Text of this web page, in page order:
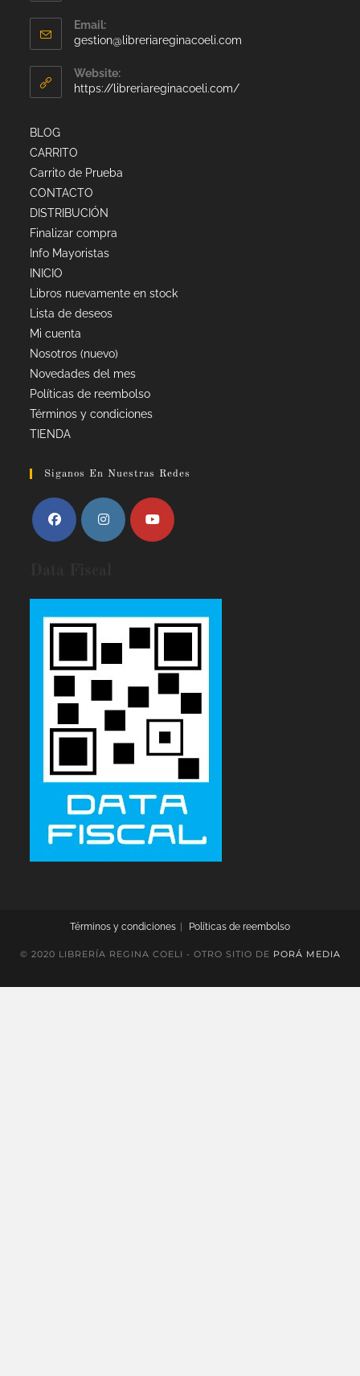
Email:
gestion@libreriareginacoeli.com
Website:
https://libreriareginacoeli.com/
BLOG
CARRITO
Carrito de Prueba
CONTACTO
DISTRIBUCIÓN
Finalizar compra
Info Mayoristas
INICIO
Libros nuevamente en stock
Lista de deseos
Mi cuenta
Nosotros (nuevo)
Novedades del mes
Políticas de reembolso
Términos y condiciones
TIENDA
Siganos En Nuestras Redes
Términos y condiciones Políticas de reembolso
© 2020 LIBRERÍA REGINA COELI - OTRO SITIO DE PORÁ MEDIA